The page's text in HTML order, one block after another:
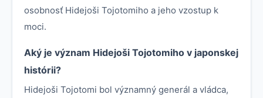
osobnosť Hidejoši Tojotomiho a jeho vzostup k
moci.
Aký je význam Hidejoši Tojotomiho v japonskej
histórii?
Hidejoši Tojotomi bol významný generál a vládca,